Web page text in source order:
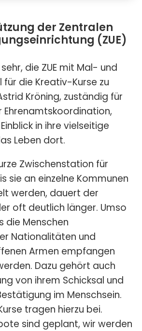
der Zentralen
(ZUE)
die ZUE mit Mal- und
die Kreativ-Kurse zu
Kröning, zuständig für
Ehrenamtskoordination,
in ihre vielseitige
Leben dort.
Zwischenstation für
sie an einzelne Kommunen
werden, dauert der
oft deutlich länger. Umso
die Menschen
Nationalitäten und
Armen empfangen
Dazu gehört auch
von ihrem Schicksal und
im Menschsein.
tragen hierzu bei.
sind geplant, wir werden